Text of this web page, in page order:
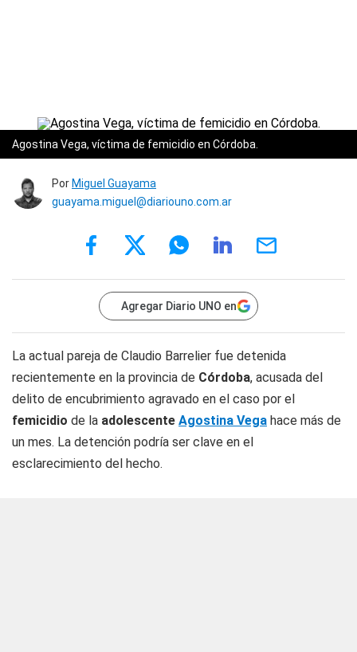
Agostina Vega, víctima de femicidio en Córdoba.
Por Miguel Guayama
guayama.miguel@diariouno.com.ar
Agregar Diario UNO en
La actual pareja de Claudio Barrelier fue detenida
recientemente en la provincia de Córdoba, acusada del
delito de encubrimiento agravado en el caso por el
femicidio de la adolescente Agostina Vega hace más de
un mes. La detención podría ser clave en el
esclarecimiento del hecho.